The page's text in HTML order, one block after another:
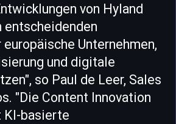
von Hyland
entscheidenden
Unternehmen,
und digitale
so Paul de Leer, Sales
"Die Content Innovation
KI-basierte